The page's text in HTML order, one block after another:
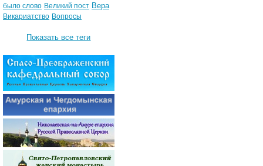
было слово Великий пост Вера
Викариатство Вопросы
Показать все теги